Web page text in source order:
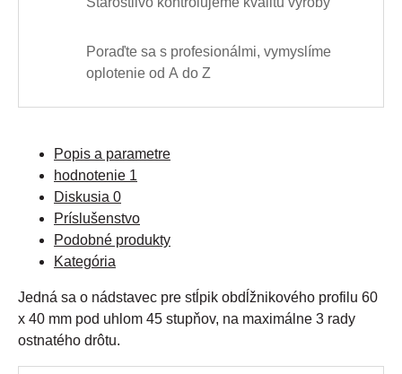
Poraďte sa s profesionálmi, vymyslíme
oplotenie od A do Z
Popis a parametre
hodnotenie 1
Diskusia 0
Príslušenstvo
Podobné produkty
Kategória
Jedná sa o nádstavec pre stĺpik obdĺžnikového profilu 60
x 40 mm pod uhlom 45 stupňov, na maximálne 3 rady
ostnatého drôtu.